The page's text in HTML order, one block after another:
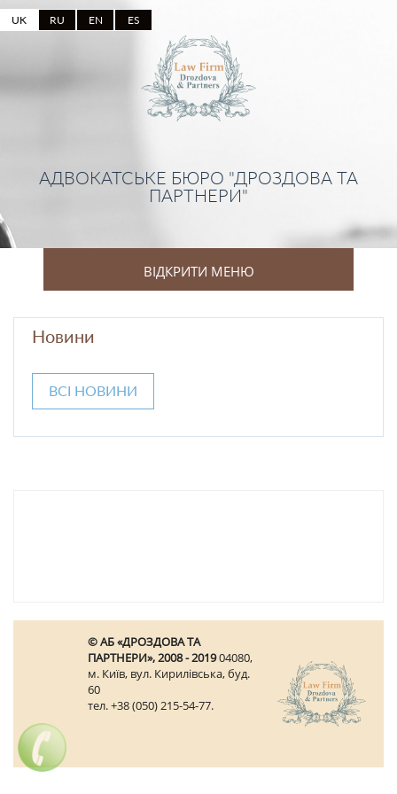
UK RU EN ES
АДВОКАТСЬКЕ БЮРО "ДРОЗДОВА ТА
ПАРТНЕРИ"
ВІДКРИТИ МЕНЮ
Новини
ВСІ НОВИНИ
© АБ «ДРОЗДОВА ТА
ПАРТНЕРИ», 2008 - 201904080,
м. Київ, вул. Кирилівська, буд.
60
тел. +38 (050) 215-54-77.